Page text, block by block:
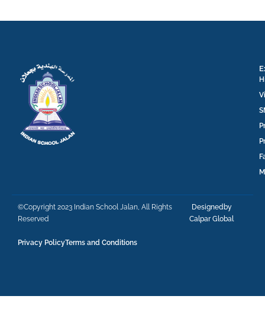
©Copyright 2023 Indian School Jalan, All Rights
Reserved
Designedby
Calpar Global
Privacy PolicyTerms and Conditions